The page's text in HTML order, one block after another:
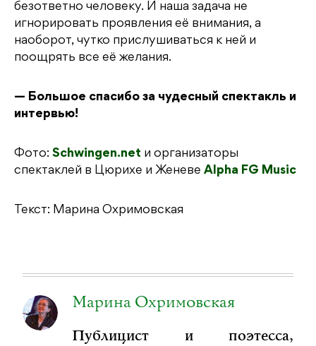
безответно человеку. И наша задача не
игнорировать проявления её внимания, а
наоборот, чутко прислушиваться к ней и
поощрять все её желания.
— Большое спасибо за чудесный спектакль и
интервью!
Фото: Schwingen.net и организаторы
спектаклей в Цюрихе и Женеве Alpha FG Music
Текст: Марина Охримовская
Марина Охримовская
Публицист и поэтесса,